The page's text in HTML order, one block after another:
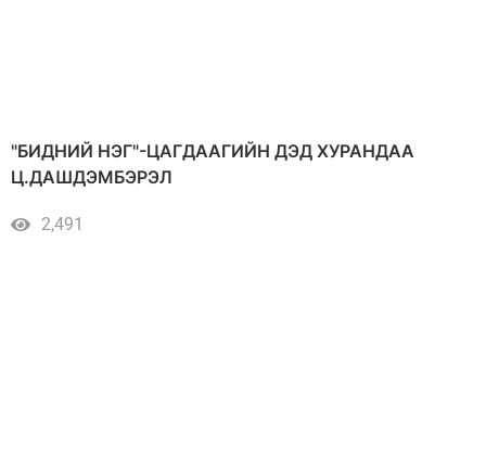
"БИДНИЙ НЭГ"-ЦАГДААГИЙН ДЭД ХУРАНДАА
Ц.ДАШДЭМБЭРЭЛ
2,491